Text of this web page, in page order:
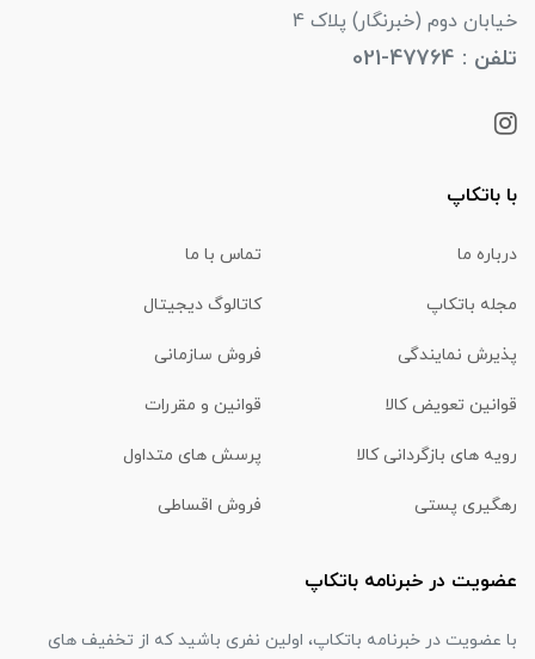
خیابان دوم (خبرنگار) پلاک 4
تلفن : 47764-021
با باتکاپ
درباره ما تماس با ما
مجله باتکاپ کاتالوگ دیجیتال
پذیرش نمایندگی فروش سازمانی
قوانین تعویض کالا قوانین و مقررات
رویه های بازگردانی کالا پرسش های متداول
رهگیری پستی فروش اقساطی
عضویت در خبرنامه باتکاپ
با عضویت در خبرنامه باتکاپ، اولین نفری باشید که از تخفیف های